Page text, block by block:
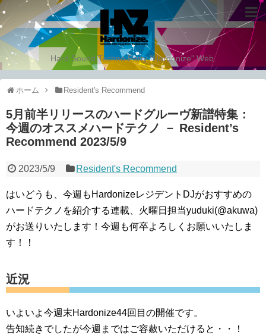
Hard Sound Techno Party "Hardonize" Web.
ホーム Resident's Recommend
5月前半リリースのハードグルーヴ新譜特集：
今週のオススメハードテクノ － Resident’s
Recommend 2023/5/9
2023/5/9 Resident's Recommend
はいどうも、今週もHardonizeレジデントDJがおすすめの
ハードテクノを紹介する連載、火曜日担当yuduki(@akuwa)
がお送りいたします！今週も何卒よろしくお願いいたしま
す！！
近況
いよいよ今週末Hardonize44回目の開催です。
告知続きでしたが今週まではご容赦いただけると・・！